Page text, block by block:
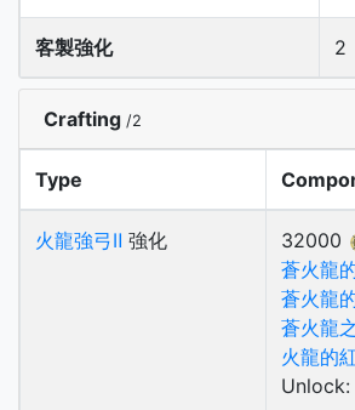
客製強化 2
Crafting /2
Type
火龍強弓Ⅱ 強化
32000
蒼火龍
蒼火龍
蒼火龍
火龍的
Unlock: